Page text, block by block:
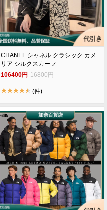
CHANEL シャネル クラシック カメ
リア シルクスカーフ
106400円 16800円
(件)